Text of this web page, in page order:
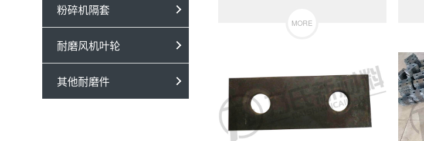
粉碎机隔套
耐磨风机叶轮
其他耐磨件
MORE